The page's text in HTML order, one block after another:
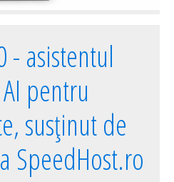
- asistentul
pentru
susținut de
SpeedHost.ro